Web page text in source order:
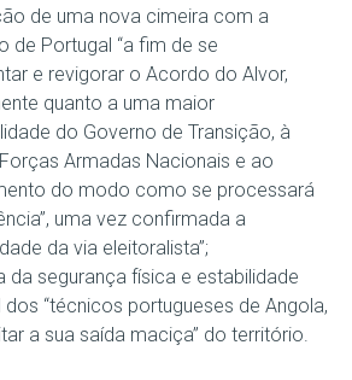
de uma nova cimeira com a
de Portugal “a fim de se
e revigorar o Acordo do Alvor,
quanto a uma maior
do Governo de Transição, à
Armadas Nacionais e ao
do modo como se processará
uma vez confirmada a
da via eleitoralista”;
da segurança física e estabilidade
“técnicos portugueses de Angola,
a sua saída maciça” do território.